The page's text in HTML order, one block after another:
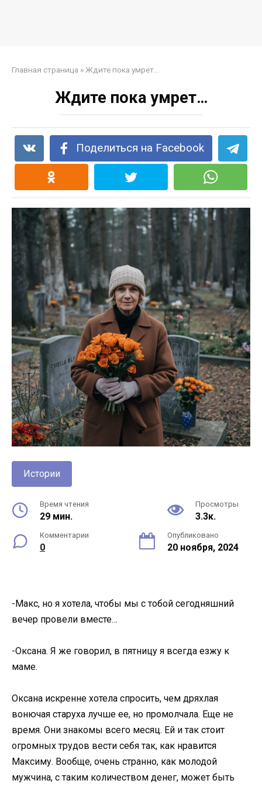
Главная страница » Ждите пока умрет…
Ждите пока умрет…
Поделиться на Facebook
Истории
Время чтения
29 мин.
Просмотры
3.3к.
Комментарии
0
Опубликовано
20 ноября, 2024
-Макс, но я хотела, чтобы мы с тобой сегодняшний
вечер провели вместе…
-Оксана. Я же говорил, в пятницу я всегда езжу к
маме.
Оксана искренне хотела спросить, чем дряхлая
вонючая старуха лучше ее, но промолчала. Еще не
время. Они знакомы всего месяц. Ей и так стоит
огромных трудов вести себя так, как нравится
Максиму. Вообще, очень странно, как молодой
мужчина, с таким количеством денег, может быть